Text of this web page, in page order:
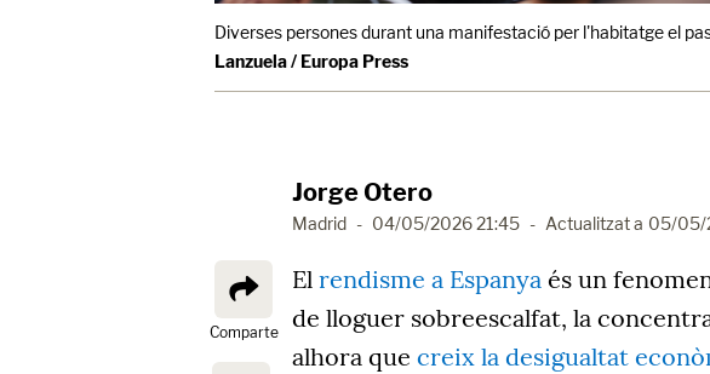
Diverses persones durant una manifestació per l'habitatge el
Lanzuela / Europa Press
Jorge Otero
Madrid - 04/05/2026 21:45 - Actualitzat a 05/05/
Comparte
El rendisme a Espanya és un
de lloguer sobreescalfat, la
alhora que creix la desigualtat